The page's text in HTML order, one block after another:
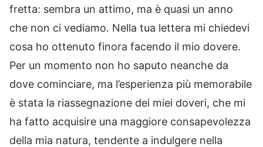
fretta: sembra un attimo, ma è quasi un anno
che non ci vediamo. Nella tua lettera mi chiedevi
cosa ho ottenuto finora facendo il mio dovere.
Per un momento non ho saputo neanche da
dove cominciare, ma l’esperienza più memorabile
è stata la riassegnazione dei miei doveri, che mi
ha fatto acquisire una maggiore consapevolezza
della mia natura, tendente a indulgere nella